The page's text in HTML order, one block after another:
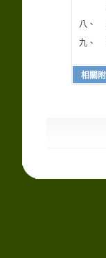
八、
九、
相關